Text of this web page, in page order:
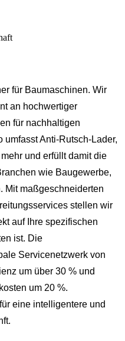
für Baumaschinen. Wir
an hochwertiger
für nachhaltigen
umfasst Anti-Rutsch-Lader,
und erfüllt damit die
wie Baugewerbe,
Mit maßgeschneiderten
stellen wir
auf Ihre spezifischen
ist. Die
Servicenetzwerk von
um über 30 % und
um 20 %.
eine intelligentere und